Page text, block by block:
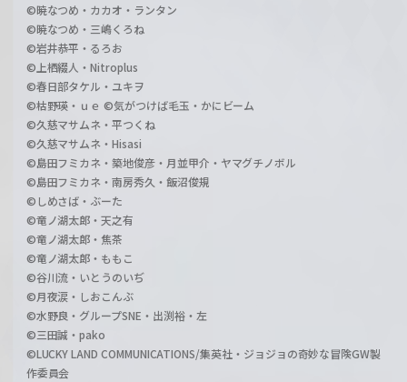
©暁なつめ・カカオ・ランタン
©暁なつめ・三嶋くろね
©岩井恭平・るろお
©上栖綴人・Nitroplus
©春日部タケル・ユキヲ
©枯野瑛・ｕｅ ©気がつけば毛玉・かにビーム
©久慈マサムネ・平つくね
©久慈マサムネ・Hisasi
©島田フミカネ・築地俊彦・月並甲介・ヤマグチノボル
©島田フミカネ・南房秀久・飯沼俊規
©しめさば・ぶーた
©竜ノ湖太郎・天之有
©竜ノ湖太郎・焦茶
©竜ノ湖太郎・ももこ
©谷川流・いとうのいぢ
©月夜涙・しおこんぶ
©水野良・グループSNE・出渕裕・左
©三田誠・pako
©LUCKY LAND COMMUNICATIONS/集英社・ジョジョの奇妙な冒険GW製
作委員会